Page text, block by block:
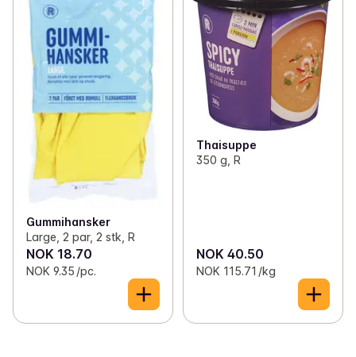
Gummihansker
Large, 2 par, 2 stk, R
NOK 18.70
NOK 9.35 /pc.
Thaisuppe
350 g, R
NOK 40.50
NOK 115.71 /kg